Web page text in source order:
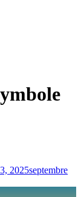
2025septembre